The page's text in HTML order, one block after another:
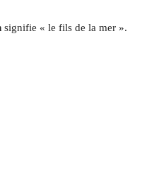
signifie « le fils de la mer ».